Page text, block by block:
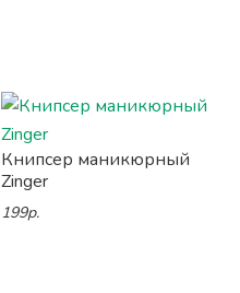
Книпсер маникюрный
Zinger
199р.